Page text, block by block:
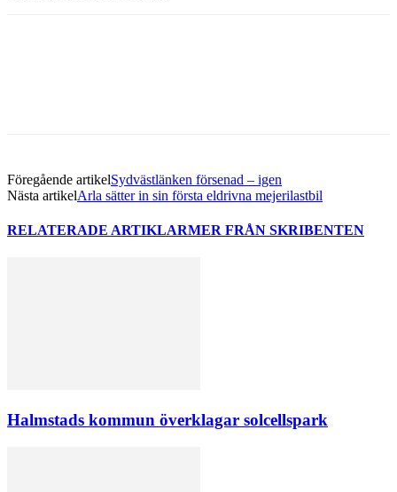
Föregående artikelSydvästlänken försenad – igen
Nästa artikelArla sätter in sin första eldrivna mejerilastbil
RELATERADE ARTIKLARMER FRÅN SKRIBENTEN
Halmstads kommun överklagar solcellspark